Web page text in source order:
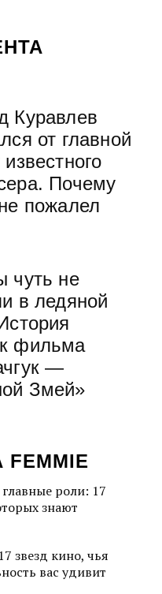
Куравлев
от главной
Почему
пожалел
чуть не
в ледяной
фильма
—
Змей»
роли: 17
знают
звезд кино, чья
вас удивит